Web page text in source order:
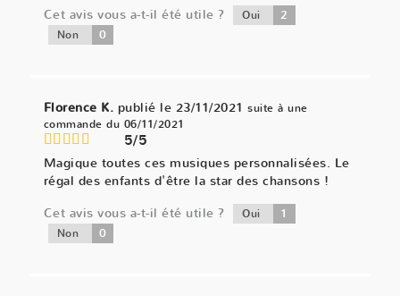
Cet avis vous a-t-il été utile ?
Oui 2
Non 0
Florence K. publié le 23/11/2021 suite à une
commande du 06/11/2021
5/5
Magique toutes ces musiques personnalisées. Le
régal des enfants d'être la star des chansons !
Cet avis vous a-t-il été utile ?
Oui 1
Non 0